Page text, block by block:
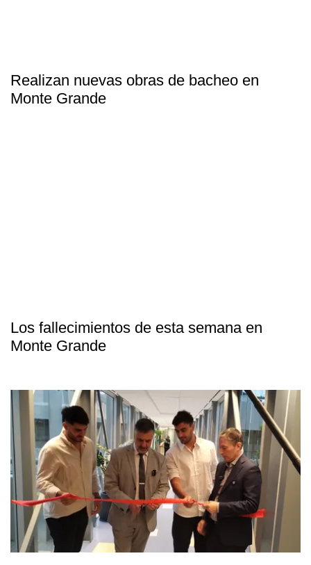
Realizan nuevas obras de bacheo en
Monte Grande
Los fallecimientos de esta semana en
Monte Grande